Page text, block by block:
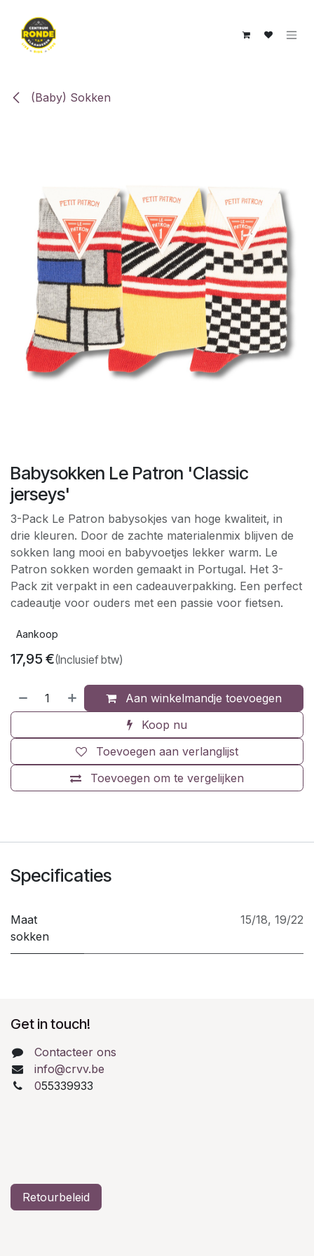
(Baby) Sokken
Babysokken Le Patron 'Classic
jerseys'
3-Pack Le Patron babysokjes van hoge kwaliteit, in
drie kleuren. Door de zachte materialenmix blijven de
sokken lang mooi en babyvoetjes lekker warm. Le
Patron sokken worden gemaakt in Portugal. Het 3-
Pack zit verpakt in een cadeauverpakking. Een perfect
cadeautje voor ouders met een passie voor fietsen.
Aankoop
17,95 €(Inclusief btw)
Aan winkelmandje toevoegen
Koop nu
Toevoegen om te vergelijken
Toevoegen aan verlanglijst
Specificaties
Maat
sokken
15/18, 19/22
Get in touch!
Contacteer ons
info@crvv.be
055339933
Retourbeleid